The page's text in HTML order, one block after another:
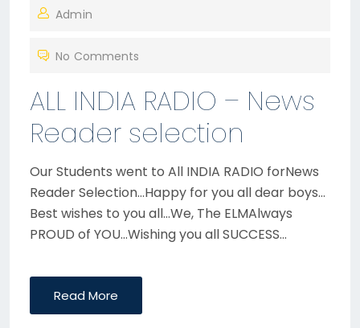
S
E
O
N
Admin
No Comments
ALL INDIA RADIO – News
Reader selection
Our Students went to All INDIA RADIO forNews
Reader Selection…Happy for you all dear boys…
Best wishes to you all…We, The ELMAlways
PROUD of YOU…Wishing you all SUCCESS…
Read More